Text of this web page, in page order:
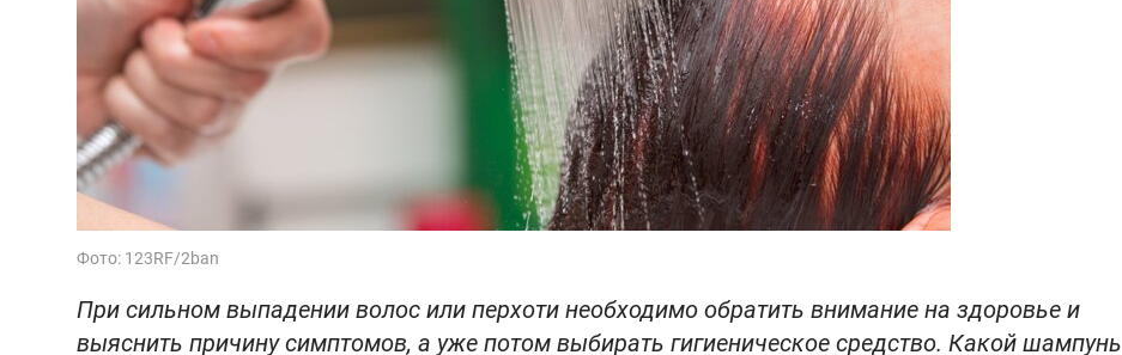
Фото: 123RF/2ban
При сильном выпадении волос или перхоти необходимо обратить внимание на здоровье и
выяснить причину симптомов, а уже потом выбирать гигиеническое средство. Какой шампунь